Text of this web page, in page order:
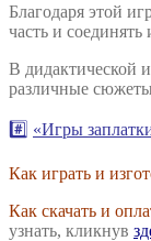
Благодаря этой
часть и соединять
В дидактической
различные
#️⃣ «Игры
Как играть и
Как скачать и
узнать, кликнув